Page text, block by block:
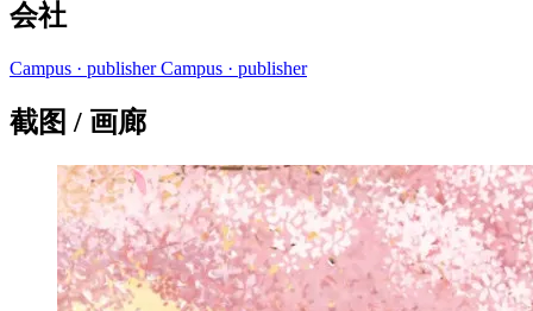
会社
Campus · publisherCampus · publisher
截图 / 画廊